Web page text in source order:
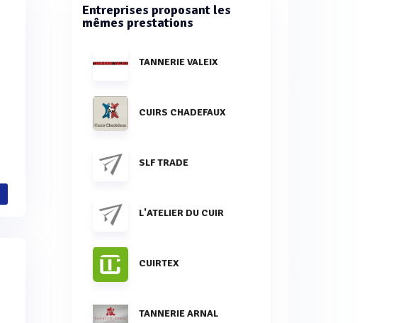
Entreprises proposant les
mêmes prestations
TANNERIE VALEIX
CUIRS CHADEFAUX
SLF TRADE
L'ATELIER DU CUIR
CUIRTEX
TANNERIE ARNAL